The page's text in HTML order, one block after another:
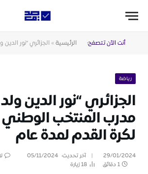
أنت الآن تتصفح: الرئيسية » الجزائري “نور الدين ولد علي” مدرب
رياضة
الجزائري “نور الدين
مدرب المنتخب
لكرة القدم لمدة عام
29/01/2024 آخر تحديث: 05/11/2024
1 دقائق
18زيارة